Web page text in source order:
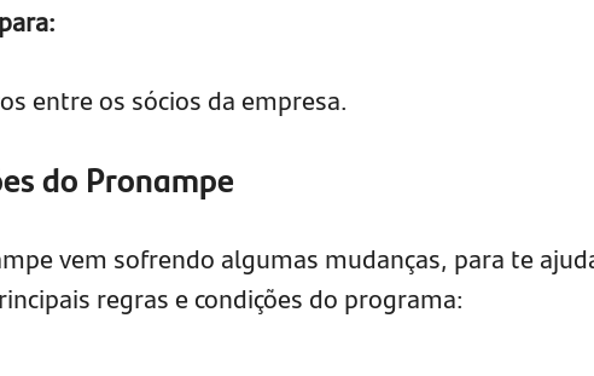
entre os sócios da empresa.
do Pronampe
vem sofrendo algumas mudanças, para te
regras e condições do programa: